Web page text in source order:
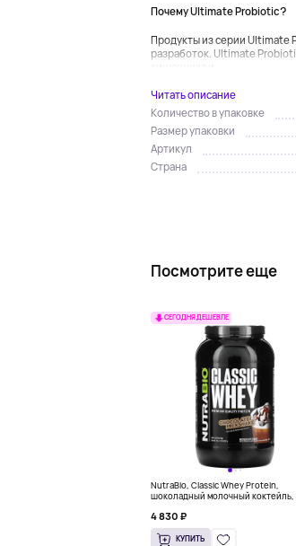
Почему Ultimate Probiotic?
Продукты из серии Ultimate
разработок. Ultimate
Читать описание
Количество в упаковке
Размер упаковки
Артикул
Страна
Посмотрите еще
СЕГОДНЯ ДЕШЕВЛЕ
NutraBio, Classic Whey Protein,
шоколадный молочный коктейль,
4 830 ₽
КУПИТЬ